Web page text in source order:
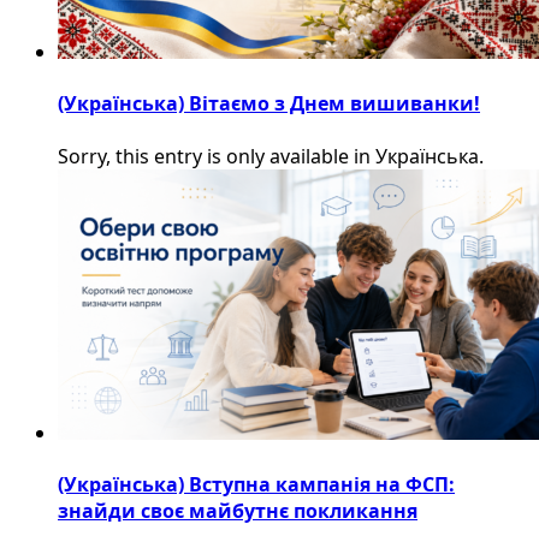
(Українська) Вітаємо з Днем вишиванки!
Sorry, this entry is only available in Українська.
(Українська) Вступна кампанія на ФСП:
знайди своє майбутнє покликання